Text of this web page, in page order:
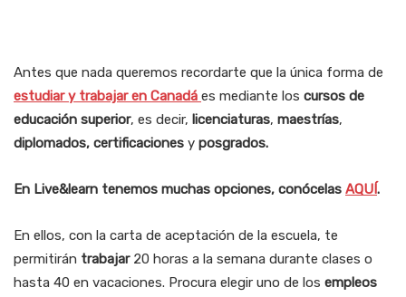
Antes que nada queremos recordarte que la única forma de
estudiar y trabajar en Canadá es mediante los cursos de
educación superior, es decir, licenciaturas, maestrías,
diplomados, certificaciones y posgrados.
En Live&learn tenemos muchas opciones, conócelas AQUÍ.
En ellos, con la carta de aceptación de la escuela, te
permitirán trabajar20 horas a la semana durante clases o
hasta 40 en vacaciones. Procura elegir uno de los empleos